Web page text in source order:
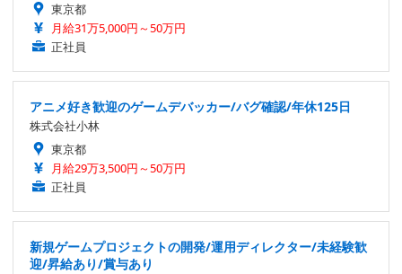
東京都
月給31万5,000円～50万円
正社員
アニメ好き歓迎のゲームデバッカー/バグ確認/年休125日
株式会社小林
東京都
月給29万3,500円～50万円
正社員
新規ゲームプロジェクトの開発/運用ディレクター/未経験歓
迎/昇給あり/賞与あり